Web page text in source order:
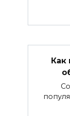
Как